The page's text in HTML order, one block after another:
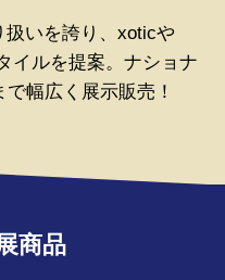
扱いを誇り、xoticや
イルを提案。ナショナ
幅広く展示販売！
商品